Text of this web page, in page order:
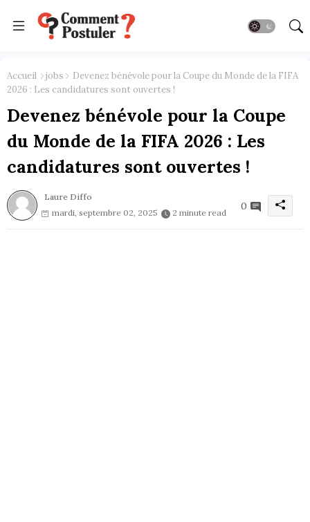
Accueil jobs
Devenez bénévole pour la Coupe du Monde de la FIFA
2026 : Les candidatures sont ouvertes !
Devenez bénévole pour la Coupe
du Monde de la FIFA 2026 : Les
candidatures sont ouvertes !
Laure Diffo
mardi, septembre 02, 2025
2 minute read
0